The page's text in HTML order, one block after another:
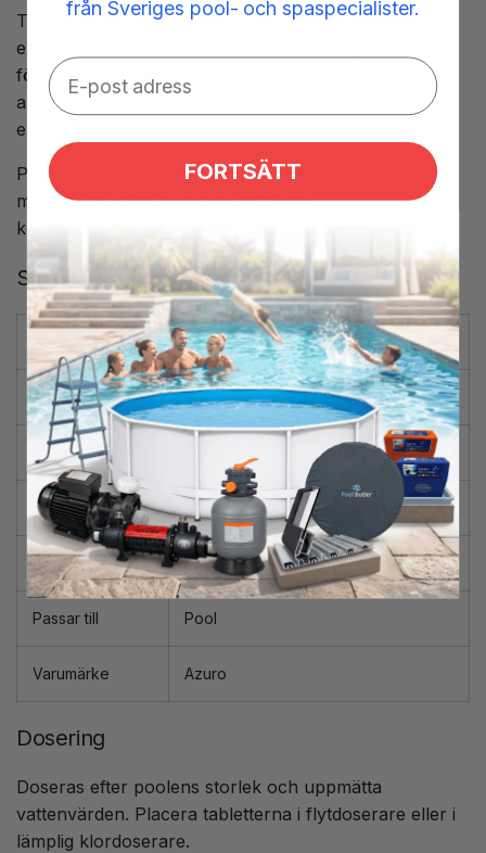
Tabletterna löses upp gradvis och hjälper till att hålla
en stabil klornivå över tid. Den större 3 kg-
förpackningen är ett bra alternativ för dig som
använder poolen ofta eller vill köpa ett mer
ekonomiskt säsongslager direkt.
Produkten passar bra för kontinuerlig poolvård där
man vill ha enkel dosering och färre
kompletteringsköp.
Specifikationer
Produkt Klor Trio
Vikt 3 kg
Tablettstorlek
Typ Långsamverkande klortabletter
Användning Löpande poolunderhåll
Passar till Pool
Varumärke Azuro
Dosering
Doseras efter poolens storlek och uppmätta
vattenvärden. Placera tabletterna i flytdoserare eller i
lämplig klordoserare.
från Sveriges pool- och spaspecialister.
FORTSÄTT